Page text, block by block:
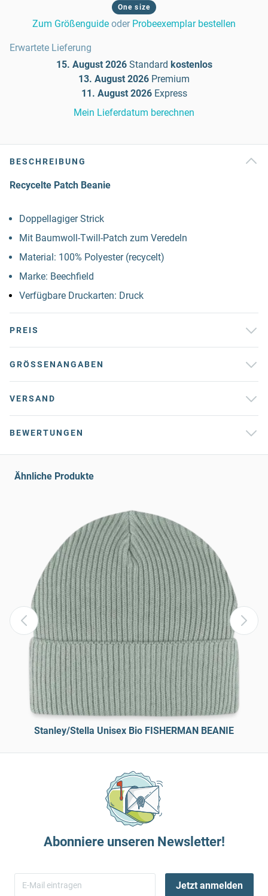
One size
Zum Größenguide oder Probeexemplar bestellen
Erwartete Lieferung
15. August 2026 Standard kostenlos
13. August 2026 Premium
11. August 2026 Express
Mein Lieferdatum berechnen
BESCHREIBUNG
Recycelte Patch Beanie
Doppellagiger Strick
Mit Baumwoll-Twill-Patch zum Veredeln
Material: 100% Polyester (recycelt)
Marke: Beechfield
Verfügbare Druckarten: Druck
PREIS
GRÖSSENANGABEN
VERSAND
BEWERTUNGEN
Ähnliche Produkte
Stanley/Stella Unisex Bio FISHERMAN BEANIE
Abonniere unseren Newsletter!
Jetzt anmelden